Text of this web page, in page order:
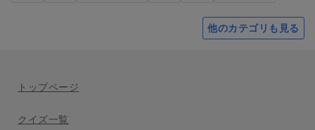
他のカテゴリも見る
トップページ
クイズ一覧